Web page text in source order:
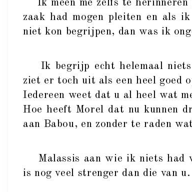
Ik meen me zelfs te herinneren
zaak had mogen pleiten en als
niet kon begrijpen, dan was ik
Ik begrijp echt helemaal
ziet er toch uit als een heel goed
Iedereen weet dat u al heel wat
Hoe heeft Morel dat nu kunnen
aan Babou, en zonder te raden
Malassis aan wie ik niets had
is nog veel strenger dan die van u.